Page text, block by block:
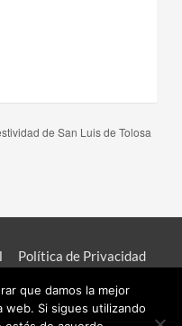
de San Luis de Tolosa
Política de Privacidad
de las Almas | Web Oficial
que damos la mejor
web. Si sigues utilizando